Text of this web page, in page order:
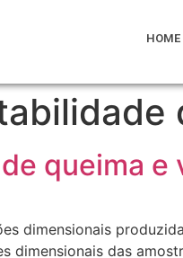
HOME
queima
dimensionais
dimensionais das